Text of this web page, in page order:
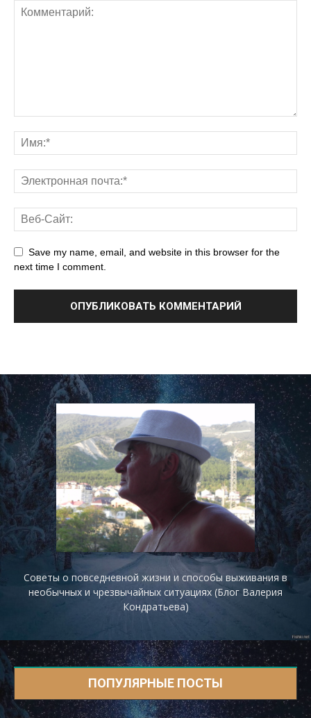
Save my name, email, and website in this browser for the
next time I comment.
Советы о повседневной жизни и способы выживания в
необычных и чрезвычайных ситуациях (Блог Валерия
Кондратьева)
ПОПУЛЯРНЫЕ ПОСТЫ